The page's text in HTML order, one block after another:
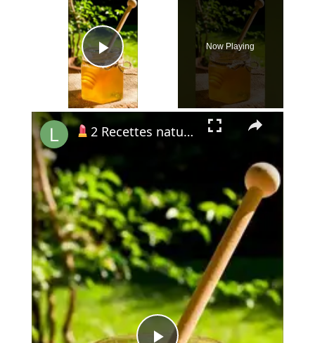
Play Video
Now Playing
×
2 Recettes naturelles pour faire son propre mascara à la maison !